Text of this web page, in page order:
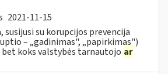
2021-11-15
su korupcijos prevencija
– „gadinimas", „papirkimas")
bet koks valstybės tarnautojo ar